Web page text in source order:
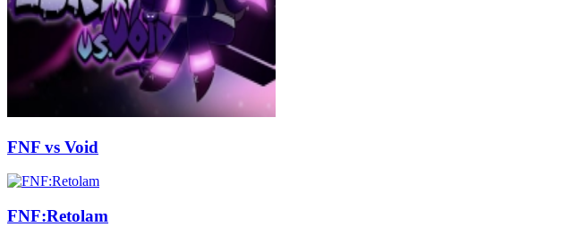
FNF vs Void
FNF:Retolam